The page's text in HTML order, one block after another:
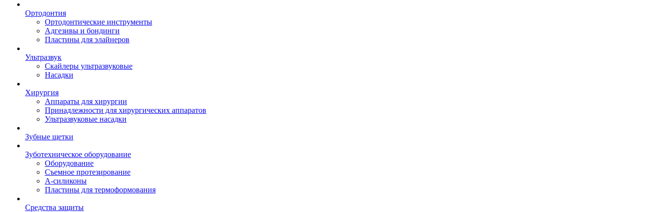
Ортодонтия
Ортодонтические инструменты
Адгезивы и бондинги
Пластины для элайнеров
Ультразвук
Скайлеры ультразвуковые
Насадки
Хирургия
Аппараты для хирургии
Принадлежности для хирургических аппаратов
Ультразвуковые насадки
Зубные щетки
Зуботехническое оборудование
Оборудование
Съемное протезирование
А-силиконы
Пластины для термоформования
Средства защиты